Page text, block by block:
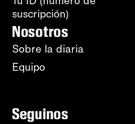
suscripción)
Nosotros
Sobre la diaria
Equipo
Seguinos